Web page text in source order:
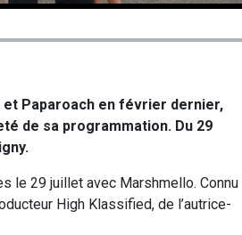
Paparoach en février dernier,
de sa programmation. Du 29
le 29 juillet avec Marshmello. Connu
High Klassified, de l’autrice-